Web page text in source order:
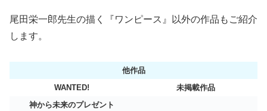
尾田栄一郎先生の描く『ワンピース』以外の作品もご紹介
します。
他作品
WANTED!
未掲載作品
神から未来のプレゼント